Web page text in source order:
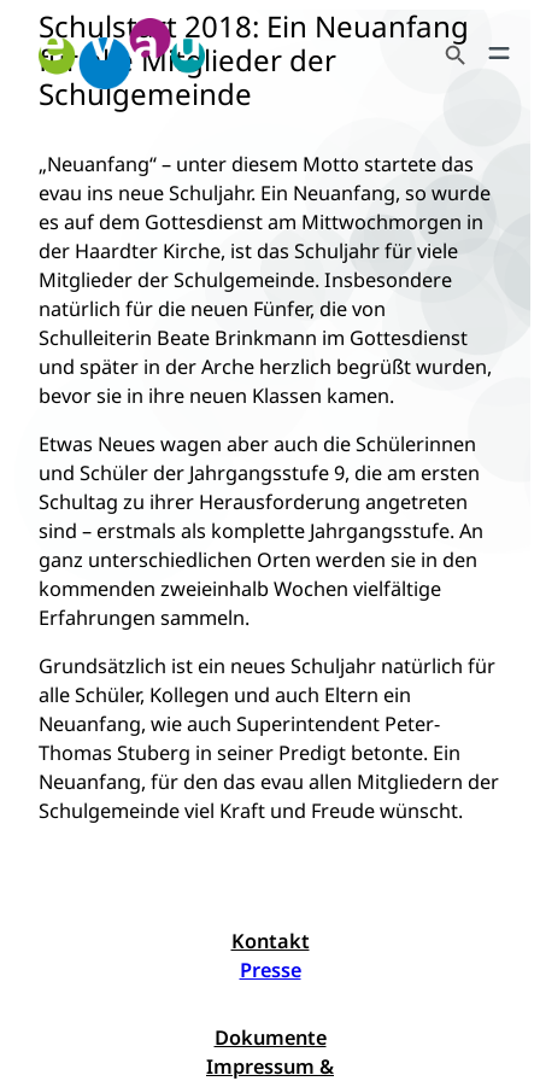
Zum
Inhalt
springen
Search Button
Schulstart 2018: Ein Neuanfang
für alle Mitglieder der
Schulgemeinde
„Neuanfang“ – unter diesem Motto startete das
evau ins neue Schuljahr. Ein Neuanfang, so wurde
es auf dem Gottesdienst am Mittwochmorgen in
der Haardter Kirche, ist das Schuljahr für viele
Mitglieder der Schulgemeinde. Insbesondere
natürlich für die neuen Fünfer, die von
Schulleiterin Beate Brinkmann im Gottesdienst
und später in der Arche herzlich begrüßt wurden,
bevor sie in ihre neuen Klassen kamen.
Etwas Neues wagen aber auch die Schülerinnen
und Schüler der Jahrgangsstufe 9, die am ersten
Schultag zu ihrer Herausforderung angetreten
sind – erstmals als komplette Jahrgangsstufe. An
ganz unterschiedlichen Orten werden sie in den
kommenden zweieinhalb Wochen vielfältige
Erfahrungen sammeln.
Grundsätzlich ist ein neues Schuljahr natürlich für
alle Schüler, Kollegen und auch Eltern ein
Neuanfang, wie auch Superintendent Peter-
Thomas Stuberg in seiner Predigt betonte. Ein
Neuanfang, für den das evau allen Mitgliedern der
Schulgemeinde viel Kraft und Freude wünscht.
Kontakt
Presse
Dokumente
Impressum &